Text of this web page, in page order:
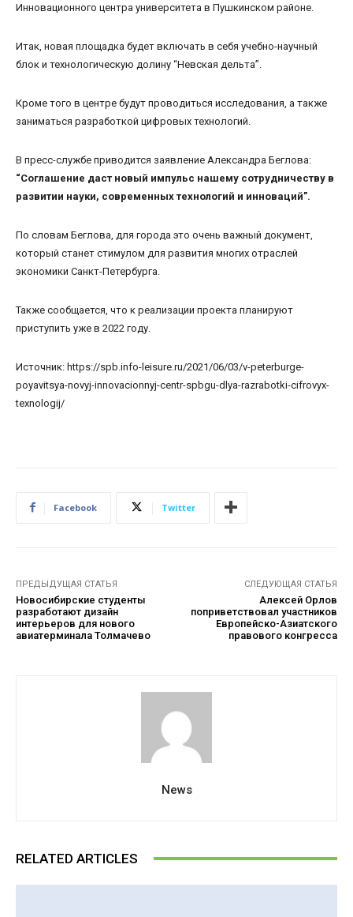
Инновационного центра университета в Пушкинском районе.
Итак, новая площадка будет включать в себя учебно-научный
блок и технологическую долину “Невская дельта”.
Кроме того в центре будут проводиться исследования, а также
заниматься разработкой цифровых технологий.
В пресс-службе приводится заявление Александра Беглова:
“Соглашение даст новый импульс нашему сотрудничеству в
развитии науки, современных технологий и инноваций”.
По словам Беглова, для города это очень важный документ,
который станет стимулом для развития многих отраслей
экономики Санкт-Петербурга.
Также сообщается, что к реализации проекта планируют
приступить уже в 2022 году.
Источник: https://spb.info-leisure.ru/2021/06/03/v-peterburge-
poyavitsya-novyj-innovacionnyj-centr-spbgu-dlya-razrabotki-cifrovyx-
texnologij/
Facebook Twitter
ПРЕДЫДУЩАЯ СТАТЬЯ
Новосибирские студенты
разработают дизайн
интерьеров для нового
авиатерминала Толмачево
СЛЕДУЮЩАЯ СТАТЬЯ
Алексей Орлов
поприветствовал участников
Европейско-Азиатского
правового конгресса
News
RELATED ARTICLES